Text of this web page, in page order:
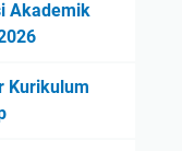
Akademik
Kurikulum